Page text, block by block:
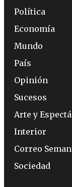
Política
Economía
Mundo
País
Opinión
Sucesos
Arte y
Interior
Correo
Sociedad